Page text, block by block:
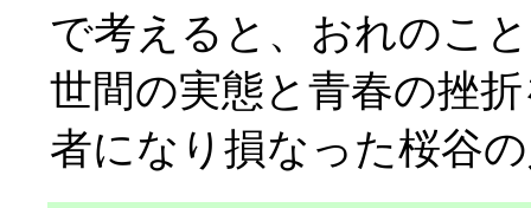
で考えると、おれのこ
世間の実態と青春の挫
者になり損なった桜谷